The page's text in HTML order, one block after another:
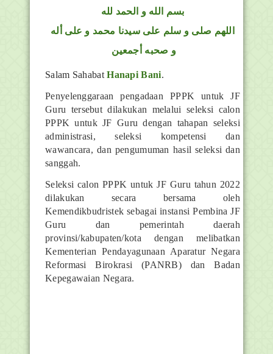
بسم الله و الحمد لله
اللهم صلى و سلم على سيدنا محمد و على أله
و صحبه أجمعين
Salam SahabatHanapi Bani.
Penyelenggaraan pengadaan PPPK untuk JF
Guru tersebut dilakukan melalui seleksi calon
PPPK untuk JF Guru dengan tahapan seleksi
administrasi, seleksi kompetensi dan
wawancara, dan pengumuman hasil seleksi dan
sanggah.
Seleksi calon PPPK untuk JF Guru tahun 2022
dilakukan secara bersama oleh
Kemendikbudristek sebagai instansi Pembina JF
Guru dan pemerintah daerah
provinsi/kabupaten/kota dengan melibatkan
Kementerian Pendayagunaan Aparatur Negara
Reformasi Birokrasi (PANRB) dan Badan
Kepegawaian Negara.